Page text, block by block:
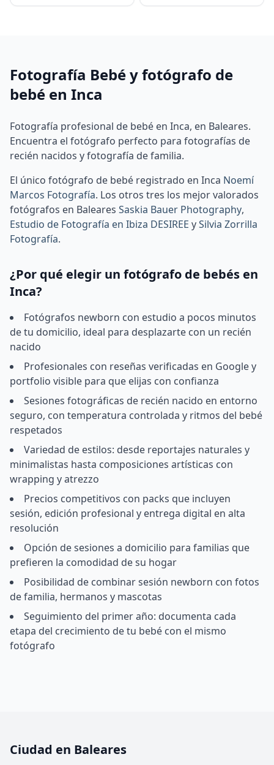
Fotografía Bebé y fotógrafo de
bebé en Inca
Fotografía profesional de bebé en Inca, en Baleares.
Encuentra el fotógrafo perfecto para fotografías de
recién nacidos y fotografía de familia.
El único fotógrafo de bebé registrado en Inca Noemí
Marcos Fotografía. Los otros tres los mejor valorados
fotógrafos en Baleares Saskia Bauer Photography,
Estudio de Fotografía en Ibiza DESIREE ySilvia Zorrilla
Fotografía.
¿Por qué elegir un fotógrafo de bebés en
Inca?
Fotógrafos newborn con estudio a pocos minutos
de tu domicilio, ideal para desplazarte con un recién
nacido
Profesionales con reseñas verificadas en Google y
portfolio visible para que elijas con confianza
Sesiones fotográficas de recién nacido en entorno
seguro, con temperatura controlada y ritmos del bebé
respetados
Variedad de estilos: desde reportajes naturales y
minimalistas hasta composiciones artísticas con
wrapping y atrezzo
Precios competitivos con packs que incluyen
sesión, edición profesional y entrega digital en alta
resolución
Opción de sesiones a domicilio para familias que
prefieren la comodidad de su hogar
Posibilidad de combinar sesión newborn con fotos
de familia, hermanos y mascotas
Seguimiento del primer año: documenta cada
etapa del crecimiento de tu bebé con el mismo
fotógrafo
Ciudad en Baleares